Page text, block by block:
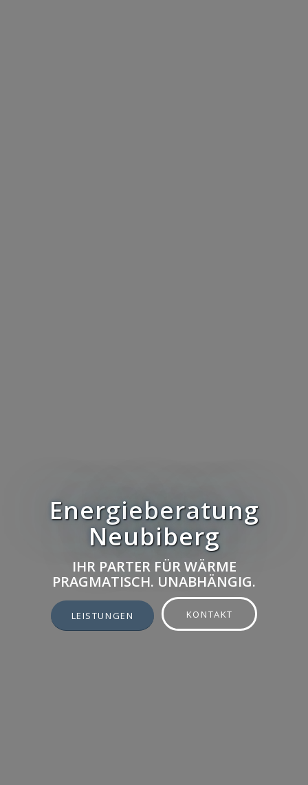
Energieberatung
Neubiberg
IHR PARTER FÜR WÄRME
PRAGMATISCH. UNABHÄNGIG.
LEISTUNGEN KONTAKT